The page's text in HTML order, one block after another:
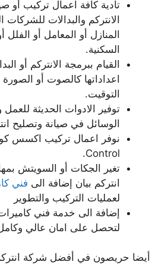
تأدية كافة اعمال تركيب أو
الانتركم والبدالات للشركات
المنازل أو المعامل أو الفلل
السكنية.
القيام ببرمجة الانتركم أو
اعداداتها كالصوت أو الصورة
التوقيت.
توفير الادوات الحديثة
الوسائل في صيانة وتصليح
Control.
تغير الجكات أو السويتش
انتركم بيان إضافة الى فني
لعمليات التركيب والتطوير
إضافة الى خدمة فني
لتحصل على امان عالي
أيضا حريصون في أفضل شركة